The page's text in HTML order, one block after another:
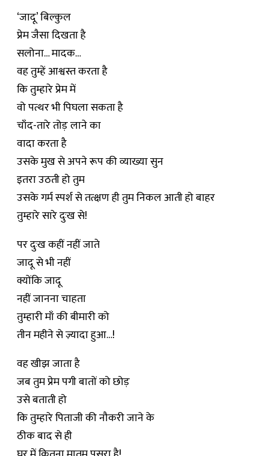
‘जादू’ बिल्कुल
प्रेम जैसा दिखता है
सलोना… मादक…
वह तुम्हें आश्वस्त करता है
कि तुम्हारे प्रेम में
वो पत्थर भी पिघला सकता है
चाँद-तारे तोड़ लाने का
वादा करता है
उसके मुख से अपने रूप की व्याख्या सुन
इतरा उठती हो तुम
उसके गर्म स्पर्श से तत्क्षण ही तुम निकल आती हो बाहर
तुम्हारे सारे दुःख से!
पर दुःख कहीं नहीं जाते
जादू से भी नहीं
क्योंकि जादू
नहीं जानना चाहता
तुम्हारी माँ की बीमारी को
तीन महीने से ज़्यादा हुआ…!
वह खीझ जाता है
जब तुम प्रेम पगी बातों को छोड़
उसे बताती हो
कि तुम्हारे पिताजी की नौकरी जाने के
ठीक बाद से ही